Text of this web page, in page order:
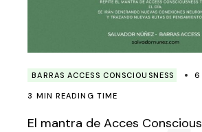
BARRAS ACCESS CONSCIOUSNESS 6
3 MIN READING TIME
El mantra de Acces